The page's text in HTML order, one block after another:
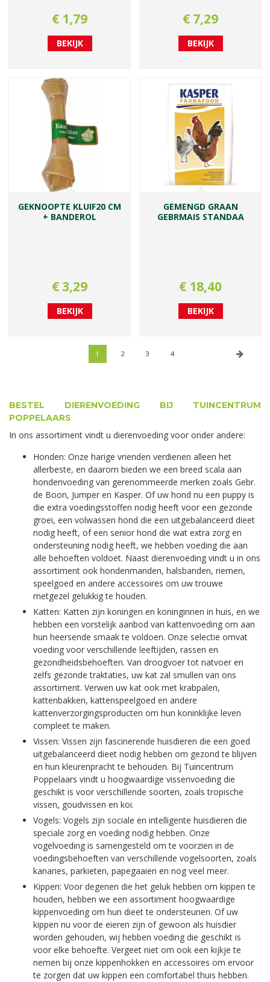
€ 1,79
BEKIJK
€ 7,29
BEKIJK
GEKNOOPTE KLUIF20 CM
+ BANDEROL
€ 3,29
BEKIJK
GEMENGD GRAAN
GEBRMAIS STANDAA
€ 18,40
BEKIJK
1 2 3 4
BESTEL DIERENVOEDING BIJ TUINCENTRUM
POPPELAARS
In ons assortiment vindt u dierenvoeding voor onder andere:
Honden: Onze harige vrienden verdienen alleen het
allerbeste, en daarom bieden we een breed scala aan
hondenvoeding van gerenommeerde merken zoals Gebr.
de Boon, Jumper en Kasper. Of uw hond nu een puppy is
die extra voedingsstoffen nodig heeft voor een gezonde
groei, een volwassen hond die een uitgebalanceerd dieet
nodig heeft, of een senior hond die wat extra zorg en
ondersteuning nodig heeft, we hebben voeding die aan
alle behoeften voldoet. Naast dierenvoeding vindt u in ons
assortiment ook hondenmanden, halsbanden, riemen,
speelgoed en andere accessoires om uw trouwe
metgezel gelukkig te houden.
Katten: Katten zijn koningen en koninginnen in huis, en we
hebben een vorstelijk aanbod van kattenvoeding om aan
hun heersende smaak te voldoen. Onze selectie omvat
voeding voor verschillende leeftijden, rassen en
gezondheidsbehoeften. Van droogvoer tot natvoer en
zelfs gezonde traktaties, uw kat zal smullen van ons
assortiment. Verwen uw kat ook met krabpalen,
kattenbakken, kattenspeelgoed en andere
kattenverzorgingsproducten om hun koninklijke leven
compleet te maken.
Vissen: Vissen zijn fascinerende huisdieren die een goed
uitgebalanceerd dieet nodig hebben om gezond te blijven
en hun kleurenpracht te behouden. Bij Tuincentrum
Poppelaars vindt u hoogwaardige vissenvoeding die
geschikt is voor verschillende soorten, zoals tropische
vissen, goudvissen en koi.
Vogels: Vogels zijn sociale en intelligente huisdieren die
speciale zorg en voeding nodig hebben. Onze
vogelvoeding is samengesteld om te voorzien in de
voedingsbehoeften van verschillende vogelsoorten, zoals
kanaries, parkieten, papegaaien en nog veel meer.
Kippen: Voor degenen die het geluk hebben om kippen te
houden, hebben we een assortiment hoogwaardige
kippenvoeding om hun dieet te ondersteunen. Of uw
kippen nu voor de eieren zijn of gewoon als huisdier
worden gehouden, wij hebben voeding die geschikt is
voor elke behoefte. Vergeet niet om ook een kijkje te
nemen bij onze kippenhokken en accessoires om ervoor
te zorgen dat uw kippen een comfortabel thuis hebben.